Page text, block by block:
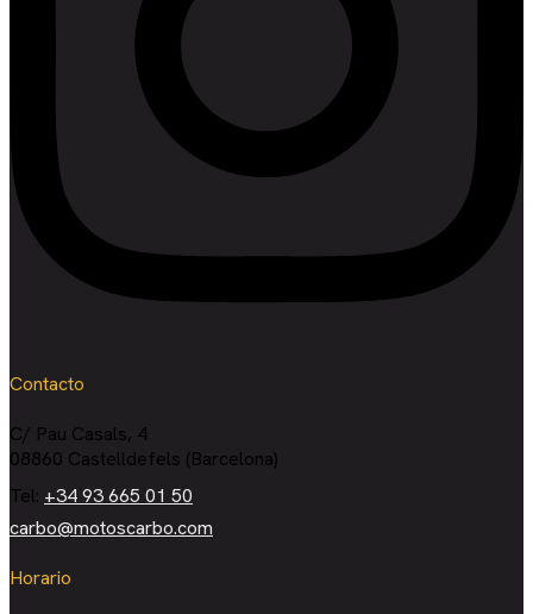
Contacto
C/ Pau Casals, 4
08860 Castelldefels (Barcelona)
Tel: +34 93 665 01 50
carbo@motoscarbo.com
Horario